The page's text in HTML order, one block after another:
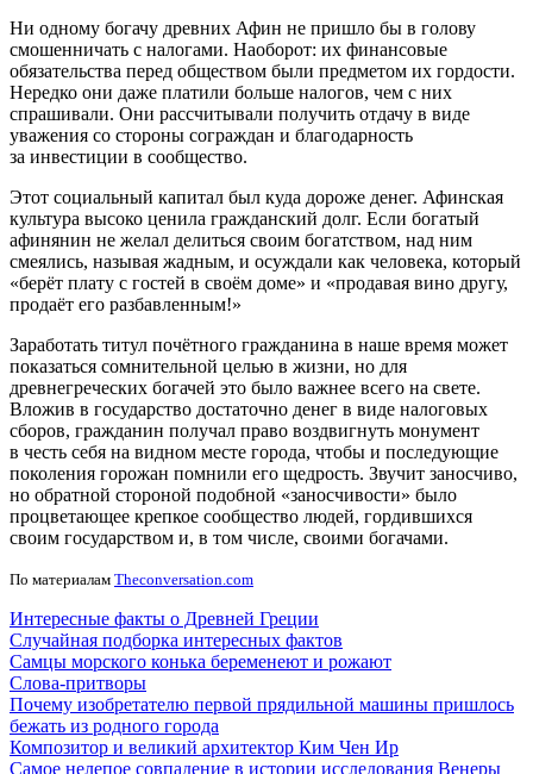
Ни одному богачу древних Афин не пришло бы в голову
смошенничать с налогами. Наоборот: их финансовые
обязательства перед обществом были предметом их гордости.
Нередко они даже платили больше налогов, чем с них
спрашивали. Они рассчитывали получить отдачу в виде
уважения со стороны сограждан и благодарность
за инвестиции в сообщество.
Этот социальный капитал был куда дороже денег. Афинская
культура высоко ценила гражданский долг. Если богатый
афинянин не желал делиться своим богатством, над ним
смеялись, называя жадным, и осуждали как человека, который
«берёт плату с гостей в своём доме» и «продавая вино другу,
продаёт его разбавленным!»
Заработать титул почётного гражданина в наше время может
показаться сомнительной целью в жизни, но для
древнегреческих богачей это было важнее всего на свете.
Вложив в государство достаточно денег в виде налоговых
сборов, гражданин получал право воздвигнуть монумент
в честь себя на видном месте города, чтобы и последующие
поколения горожан помнили его щедрость. Звучит заносчиво,
но обратной стороной подобной «заносчивости» было
процветающее крепкое сообщество людей, гордившихся
своим государством и, в том числе, своими богачами.
По материалам Theconversation.com
Интересные факты о Древней Греции
Случайная подборка интересных фактов
Самцы морского конька беременеют и рожают
Слова-притворы
Почему изобретателю первой прядильной машины пришлось
бежать из родного города
Композитор и великий архитектор Ким Чен Ир
Самое нелепое совпадение в истории исследования Венеры